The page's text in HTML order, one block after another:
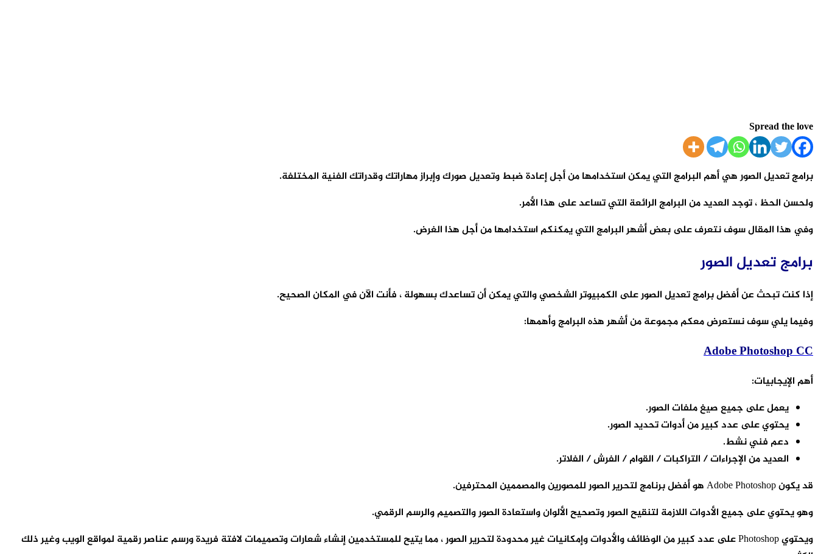
Spread the love
برامج تعديل الصور هي أهم البرامج التي يمكن استخدامها من أجل إعادة ضبط وتعديل صورك وإبراز مهاراتك وقدراتك الفنية المختلفة.
ولحسن الحظ ، توجد العديد من البرامج الرائعة التي تساعد على هذا الأمر.
وفي هذا المقال سوف نتعرف على بعض أشهر البرامج التي يمكنكم استخدامها من أجل هذا الغرض.
برامج تعديل الصور
إذا كنت تبحث عن أفضل برامج تعديل الصور على الكمبيوتر الشخصي والتي يمكن أن تساعدك بسهولة ، فأنت الآن في المكان الصحيح.
وفيما يلي سوف نستعرض معكم مجموعة من أشهر هذه البرامج وأهمها:
Adobe Photoshop СС
أهم الإيجابيات:
يعمل على جميع صيغ ملفات الصور.
يحتوي على عدد كبير من أدوات تحديد الصور.
دعم فني نشط.
العديد من الإجراءات / التراكبات / القوام / الفرش / الفلاتر.
قد يكون Adobe Photoshop هو أفضل برنامج لتحرير الصور للمصورين والمصممين المحترفين.
وهو يحتوي على جميع الأدوات اللازمة لتنقيح الصور وتصحيح الألوان واستعادة الصور والتصميم والرسم الرقمي.
ويحتوي Photoshop على عدد كبير من الوظائف والأدوات وإمكانيات غير محدودة لتحرير الصور ، مما يتيح للمستخدمين إنشاء شعارات وتصميمات لافتة فريدة ورسم عناصر رقمية لمواقع الويب وغير ذلك